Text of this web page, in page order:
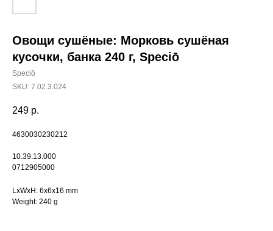
Овощи сушёные: Морковь сушёная
кусочки, банка 240 г, Speciō
Speciō
SKU: 7.02.3.024
249 р.
4630030230212
10.39.13.000
0712905000
LxWxH: 6x6x16 mm
Weight: 240 g